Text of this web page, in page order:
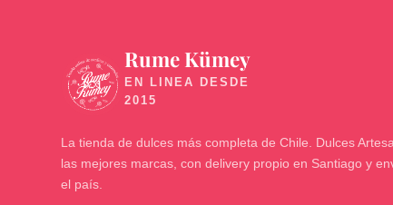
🍬
Rume Kümey
La tienda de dulces más completa de Chile. Dulces
las mejores marcas, con delivery propio en Santiago y
el país.